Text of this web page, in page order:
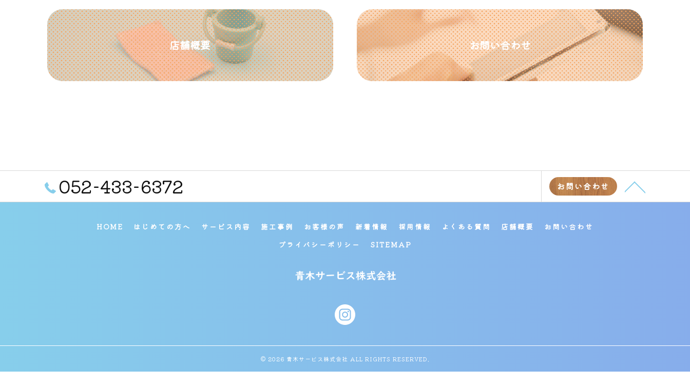
店舗概要 お問い合わせ
052-433-6372 お問い合わせ
HOME はじめての方へ サービス内容 施工事例 お客様の声 新着情報 採用情報 よくある質問 店舗概要
お問い合わせ
プライバシーポリシー
SITEMAP
© 2026 青木サービス株式会社 ALL RIGHTS RESERVED.